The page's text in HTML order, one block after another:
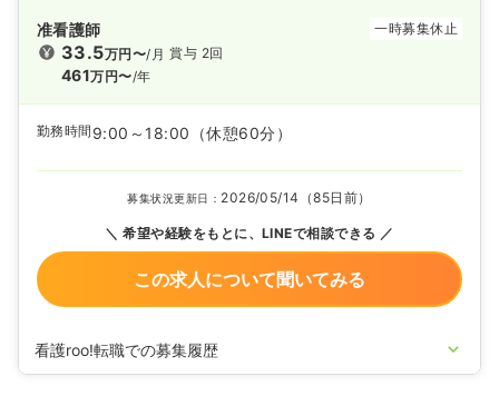
准看護師 一時募集休止
33.5万円〜/月
461万円〜/年
賞与 2回
勤務時間 9:00～18:00 （休憩60分）
募集状況更新日： 2026/05/14（85日前）
希望や経験をもとに、LINEで相談できる
この求人について聞いてみる
看護roo!転職での募集履歴